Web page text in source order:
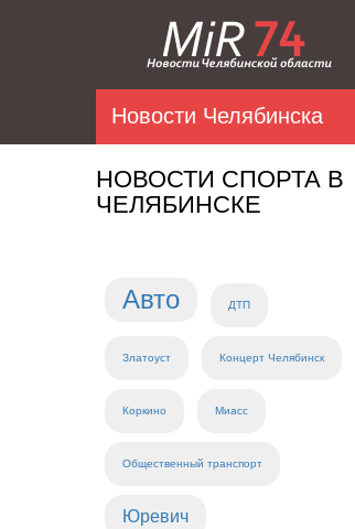
Новости Челябинска
НОВОСТИ СПОРТА В
ЧЕЛЯБИНСКЕ
Авто ДТП
Златоуст Концерт Челябинск
Коркино Миасс
Общественный транспорт
Юревич